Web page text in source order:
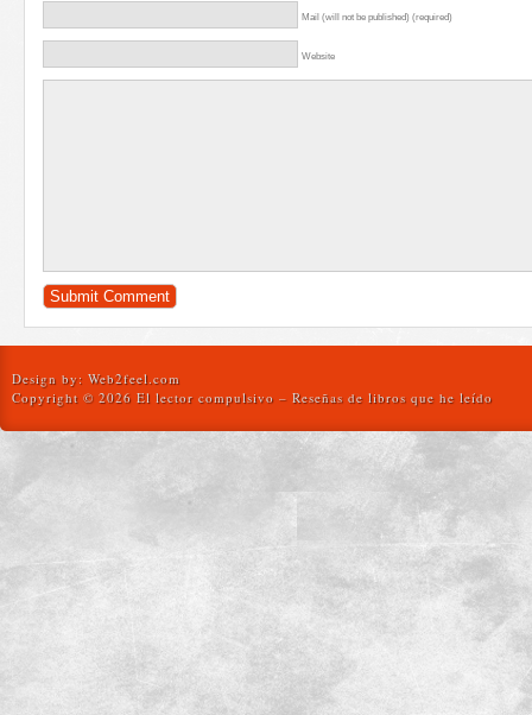
Mail (will not be published) (required)
Website
Design by: Web2feel.com
Copyright © 2026 El lector compulsivo – Reseñas de libros que he leído